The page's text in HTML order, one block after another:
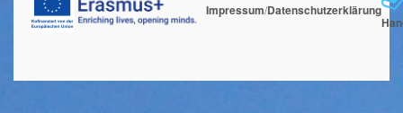
Impressum/Datenschutzerklärung